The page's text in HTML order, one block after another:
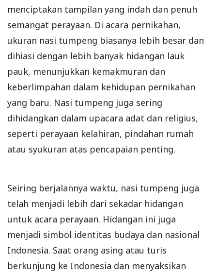
menciptakan tampilan yang indah dan penuh
semangat perayaan. Di acara pernikahan,
ukuran nasi tumpeng biasanya lebih besar dan
dihiasi dengan lebih banyak hidangan lauk
pauk, menunjukkan kemakmuran dan
keberlimpahan dalam kehidupan pernikahan
yang baru. Nasi tumpeng juga sering
dihidangkan dalam upacara adat dan religius,
seperti perayaan kelahiran, pindahan rumah
atau syukuran atas pencapaian penting.
Seiring berjalannya waktu, nasi tumpeng juga
telah menjadi lebih dari sekadar hidangan
untuk acara perayaan. Hidangan ini juga
menjadi simbol identitas budaya dan nasional
Indonesia. Saat orang asing atau turis
berkunjung ke Indonesia dan menyaksikan